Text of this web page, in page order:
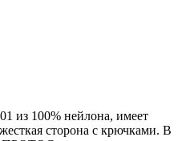
из 100% нейлона, имеет
сторона с крючками. В